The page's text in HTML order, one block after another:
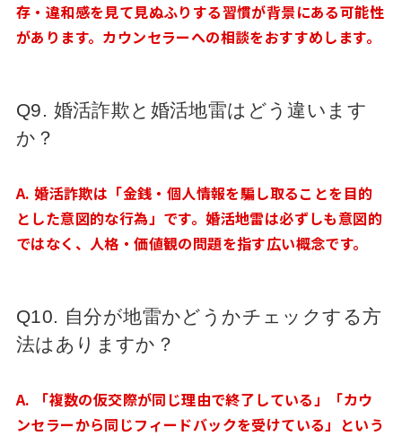
存・違和感を見て見ぬふりする習慣が背景にある可能性
があります。カウンセラーへの相談をおすすめします。
Q9. 婚活詐欺と婚活地雷はどう違います
か？
A. 婚活詐欺は「金銭・個人情報を騙し取ることを目的
とした意図的な行為」です。婚活地雷は必ずしも意図的
ではなく、人格・価値観の問題を指す広い概念です。
Q10. 自分が地雷かどうかチェックする方
法はありますか？
A. 「複数の仮交際が同じ理由で終了している」「カウ
ンセラーから同じフィードバックを受けている」という